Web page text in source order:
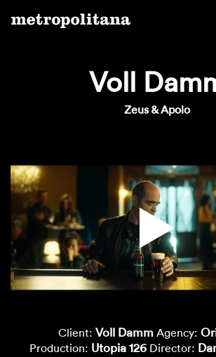
Voll
Zeus & Apolo
Client: Voll Damm Agency:
Production: Utopia 126 Director: